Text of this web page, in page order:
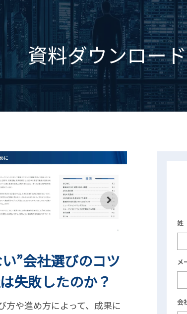
資料ダウンロード
”会社選びのコツ
失敗したのか？
方や進め方によって、成果に